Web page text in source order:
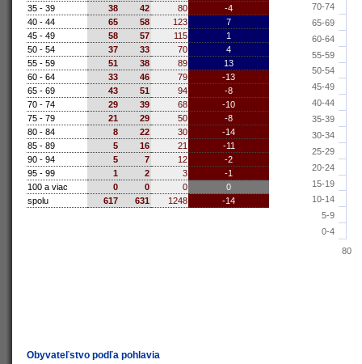
35 - 39
38 42 80
-4
40 - 44
65 58 123
7
45 - 49
58 57 115
1
50 - 54
37 33 70
4
55 - 59
51 38 89
13
60 - 64
33 46 79
-13
65 - 69
43 51 94
-8
70 - 74
29 39 68
-10
75 - 79
21 29 50
-8
80 - 84
8 22 30
-14
85 - 89
5 16 21
-11
90 - 94
5 7 12
-2
95 - 99
1 2 3
-1
100 a viac
0 0 0
0
spolu
617 631 1248 -14
0-4
5-9
10-14
15-19
20-24
25-29
30-34
35-39
40-44
45-49
50-54
55-59
60-64
65-69
70-74
80
Obyvateľstvo podľa pohlavia